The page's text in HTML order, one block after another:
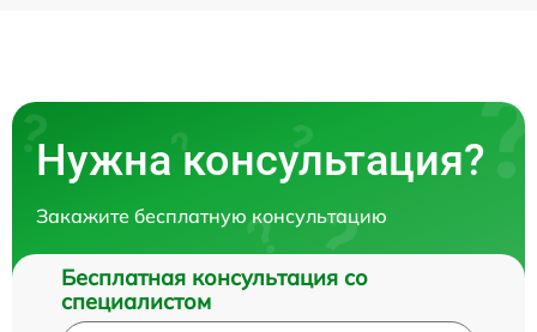
Нужна консультация?
Закажите бесплатную консультацию
Бесплатная консультация со
специалистом